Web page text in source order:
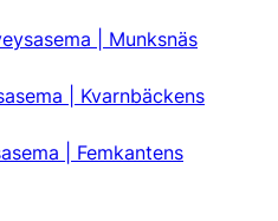
| Munksnäs
| Kvarnbäckens
| Femkantens